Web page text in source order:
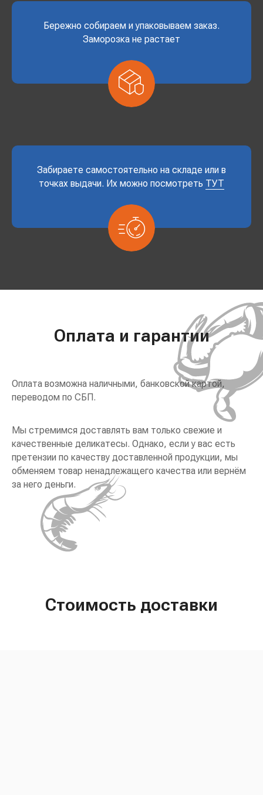
Бережно собираем и упаковываем заказ.
Заморозка не растает
Забираете самостоятельно на складе или в
точках выдачи. Их можно посмотреть ТУТ
Оплата и гарантии
Оплата возможна наличными, банковской картой,
переводом по СБП.
Мы стремимся доставлять вам только свежие и
качественные деликатесы. Однако, если у вас есть
претензии по качеству доставленной продукции, мы
обменяем товар ненадлежащего качества или вернём
за него деньги.
Стоимость доставки